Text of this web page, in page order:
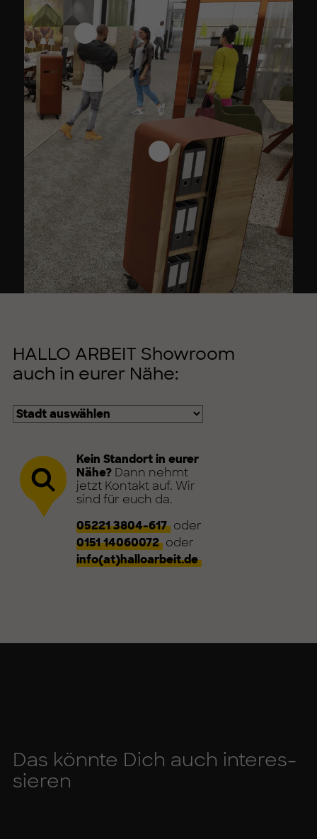
HALLO ARBEIT Showroom
auch in eurer Nähe:
Kein Standort in eurer
Nähe?Dann nehmt
jetzt Kontakt auf. Wir
sind für euch da.
05221 3804-617 oder
0151 14060072 oder
info(at)halloarbeit.de
Das könn­te Dich auch in­ter­es­
sie­ren